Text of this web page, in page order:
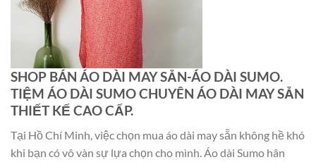
SHOP BÁN ÁO DÀI MAY SẴN-ÁO DÀI SUMO.
TIỆM ÁO DÀI SUMO CHUYÊN ÁO DÀI MAY SẴN
THIẾT KẾ CAO CẤP.
Tại Hồ Chí Minh, việc chọn mua áo dài may sẵn không hề khó
khi bạn có vô vàn sự lựa chọn cho mình. Áo dài Sumo hân